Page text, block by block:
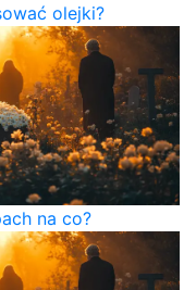
olejki?
na co?